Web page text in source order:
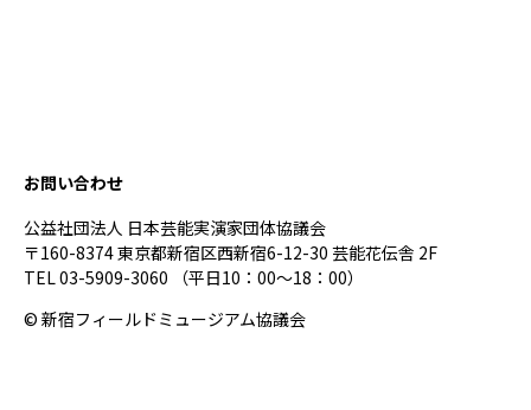
お問い合わせ
公益社団法人 日本芸能実演家団体協議会
〒160-8374 東京都新宿区西新宿6-12-30 芸能花伝舎 2F
TEL 03-5909-3060 （平日10：00～18：00）
© 新宿フィールドミュージアム協議会